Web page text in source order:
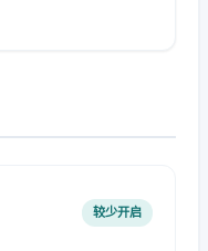
较少开启